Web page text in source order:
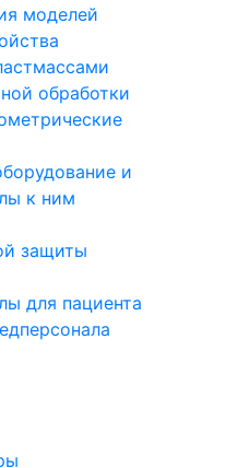
моделей
обработки
и
к ним
защиты
для пациента